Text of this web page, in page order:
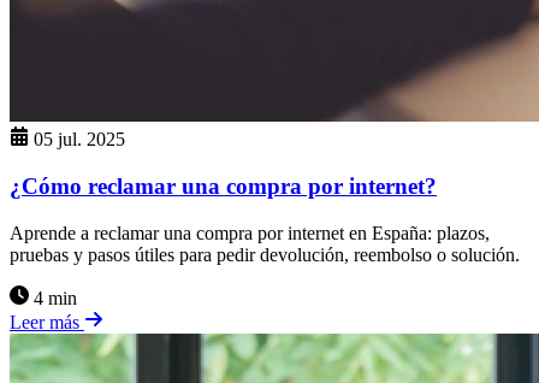
05 jul. 2025
¿Cómo reclamar una compra por internet?
Aprende a reclamar una compra por internet en España: plazos,
pruebas y pasos útiles para pedir devolución, reembolso o solución.
4 min
Leer más